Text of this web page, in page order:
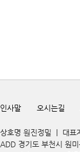
인사말 오시는길
상호명 원진정밀 | 대
ADD 경기도 부천시 원